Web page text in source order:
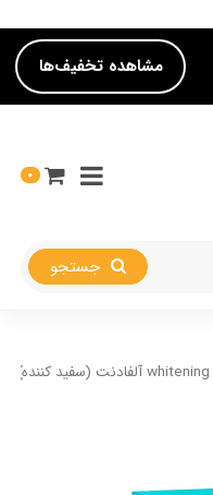
مشاهده تخفیف‌ها
0